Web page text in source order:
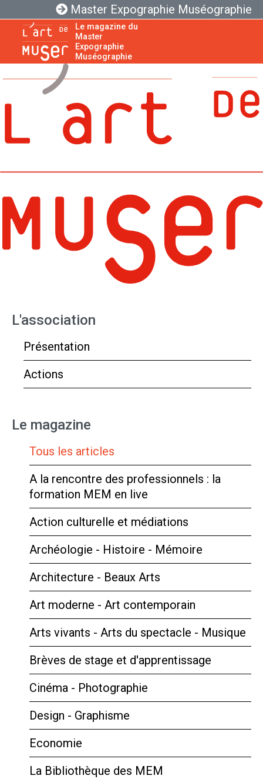
Master Expographie Muséographie
Le magazine du
Master
Expographie
Muséographie
L'association
Présentation
Actions
Le magazine
Tous les articles
A la rencontre des professionnels : la
formation MEM en live
Action culturelle et médiations
Archéologie - Histoire - Mémoire
Architecture - Beaux Arts
Art moderne - Art contemporain
Arts vivants - Arts du spectacle - Musique
Brèves de stage et d'apprentissage
Cinéma - Photographie
Design - Graphisme
Economie
La Bibliothèque des MEM